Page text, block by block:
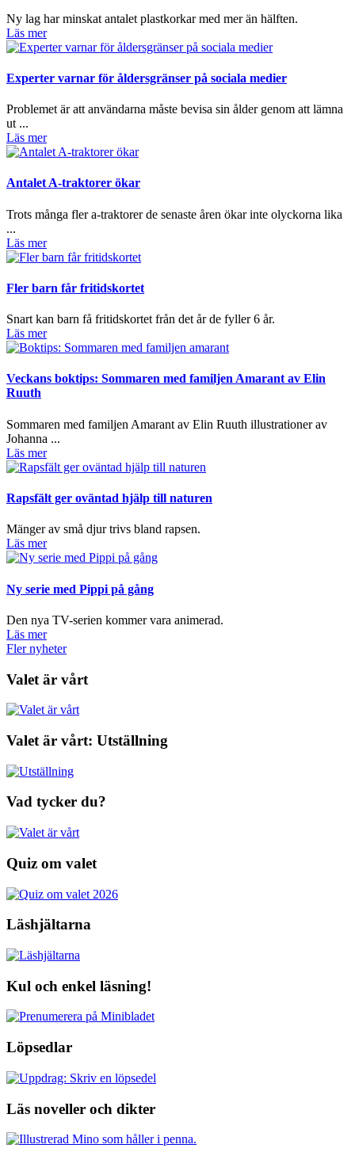
Ny lag har minskat antalet plastkorkar med mer än hälften.
Läs mer
Experter varnar för åldersgränser på sociala medier
Problemet är att användarna måste bevisa sin ålder genom att lämna
ut ...
Läs mer
Antalet A-traktorer ökar
Trots många fler a-traktorer de senaste åren ökar inte olyckorna lika
...
Läs mer
Fler barn får fritidskortet
Snart kan barn få fritidskortet från det år de fyller 6 år.
Läs mer
Veckans boktips: Sommaren med familjen Amarant av Elin
Ruuth
Sommaren med familjen Amarant av Elin Ruuth illustrationer av
Johanna ...
Läs mer
Rapsfält ger oväntad hjälp till naturen
Mänger av små djur trivs bland rapsen.
Läs mer
Ny serie med Pippi på gång
Den nya TV-serien kommer vara animerad.
Läs mer
Fler nyheter
Valet är vårt
Valet är vårt: Utställning
Vad tycker du?
Quiz om valet
Läshjältarna
Kul och enkel läsning!
Löpsedlar
Läs noveller och dikter